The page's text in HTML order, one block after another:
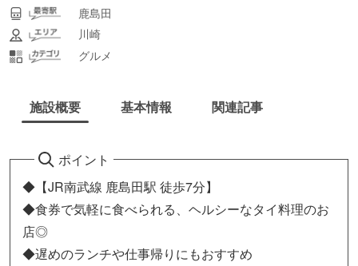
鹿島田
川崎
グルメ
施設概要 基本情報 関連記事
ポイント
◆【JR南武線 鹿島田駅 徒歩7分】
◆食券で気軽に食べられる、ヘルシーなタイ料理のお
店◎
◆遅めのランチや仕事帰りにもおすすめ